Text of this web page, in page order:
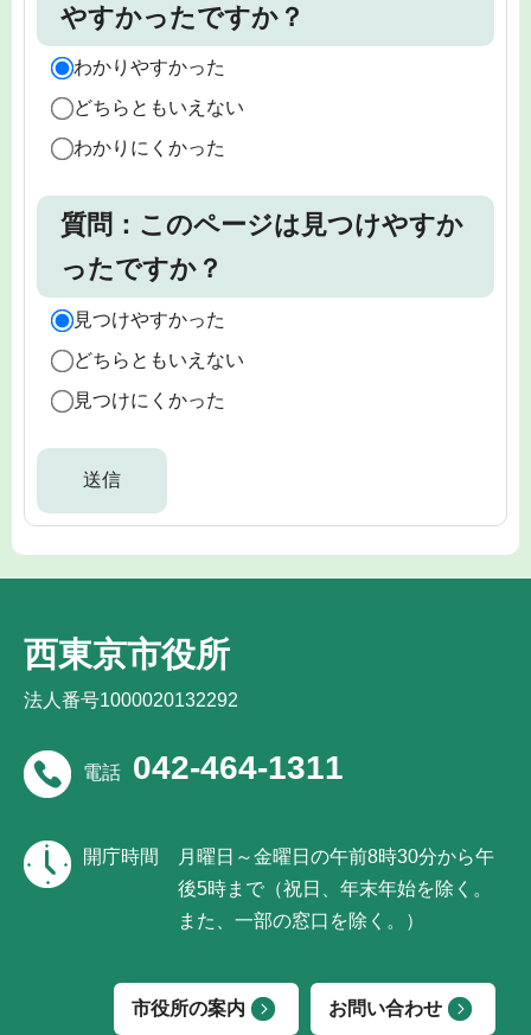
やすかったですか？
わかりやすかった
どちらともいえない
わかりにくかった
質問：このページは見つけやすか
ったですか？
見つけやすかった
どちらともいえない
見つけにくかった
西東京市役所
法人番号1000020132292
電話 042-464-1311
開庁時間
月曜日～金曜日の午前8時30分から午
後5時まで（祝日、年末年始を除く。
また、一部の窓口を除く。）
市役所の案内 お問い合わせ